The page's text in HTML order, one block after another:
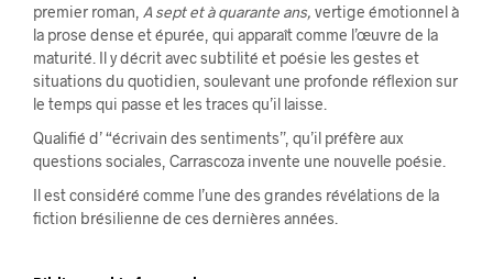
premier roman, A sept et à quarante ans, vertige émotionnel à
la prose dense et épurée, qui apparaît comme l’œuvre de la
maturité. Il y décrit avec subtilité et poésie les gestes et
situations du quotidien, soulevant une profonde réflexion sur
le temps qui passe et les traces qu’il laisse.
Qualifié d’ “écrivain des sentiments”, qu’il préfère aux
questions sociales, Carrascoza invente une nouvelle poésie.
Il est considéré comme l’une des grandes révélations de la
fiction brésilienne de ces dernières années.